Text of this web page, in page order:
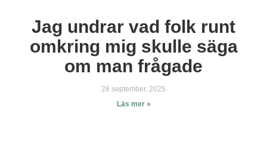
Jag undrar vad folk runt
omkring mig skulle säga
om man frågade
28 september, 2025
Läs mer »